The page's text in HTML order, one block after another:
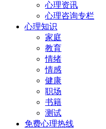
心理资讯
心理咨询专栏
心理知识
家庭
教育
情绪
情感
健康
职场
书籍
测试
免费心理热线